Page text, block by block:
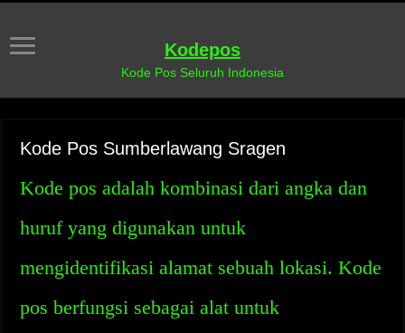
Kodepos
Kode Pos Seluruh Indonesia
Kode Pos Sumberlawang Sragen
Kode pos adalah kombinasi dari angka dan
huruf yang digunakan untuk
mengidentifikasi alamat sebuah lokasi. Kode
pos berfungsi sebagai alat untuk